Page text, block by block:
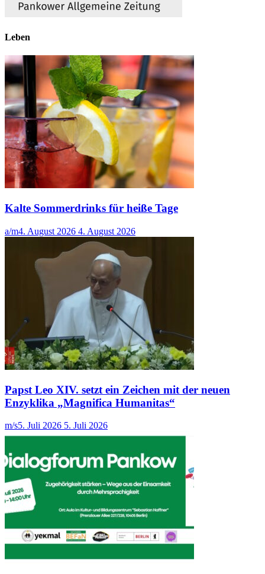
Leben
Kalte Sommerdrinks für heiße Tage
a/m4. August 2026 4. August 2026
Papst Leo XIV. setzt ein Zeichen mit der neuen
Enzyklika „Magnifica Humanitas“
m/s5. Juli 2026 5. Juli 2026